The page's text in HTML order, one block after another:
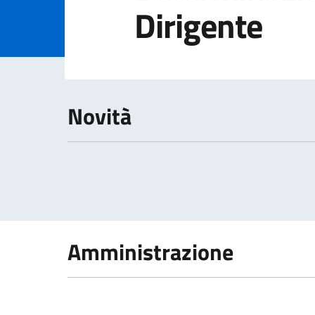
Dirigente
Dettagli della
Novità
Amministrazione